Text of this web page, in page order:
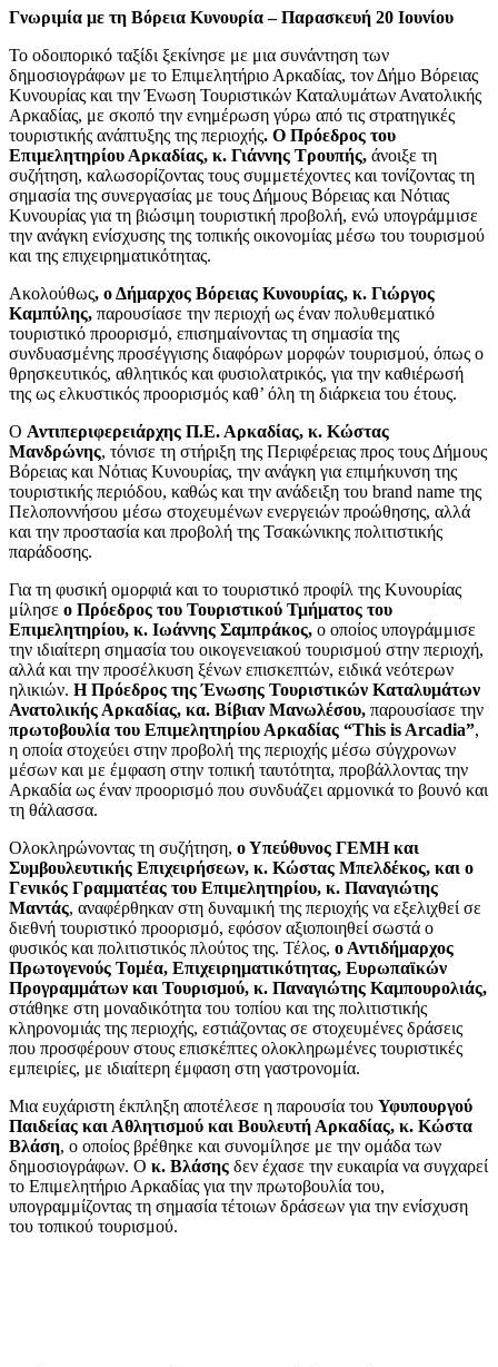
Γνωριμία με τη Βόρεια Κυνουρία – Παρασκευή 20 Ιουνίου
Το οδοιπορικό ταξίδι ξεκίνησε με μια συνάντηση των
δημοσιογράφων με το Επιμελητήριο Αρκαδίας, τον Δήμο Βόρειας
Κυνουρίας και την Ένωση Τουριστικών Καταλυμάτων Ανατολικής
Αρκαδίας, με σκοπό την ενημέρωση γύρω από τις στρατηγικές
τουριστικής ανάπτυξης της περιοχής. Ο Πρόεδρος του
Επιμελητηρίου Αρκαδίας, κ. Γιάννης Τρουπής, άνοιξε τη
συζήτηση, καλωσορίζοντας τους συμμετέχοντες και τονίζοντας τη
σημασία της συνεργασίας με τους Δήμους Βόρειας και Νότιας
Κυνουρίας για τη βιώσιμη τουριστική προβολή, ενώ υπογράμμισε
την ανάγκη ενίσχυσης της τοπικής οικονομίας μέσω του τουρισμού
και της επιχειρηματικότητας.
Ακολούθως, ο Δήμαρχος Βόρειας Κυνουρίας, κ. Γιώργος
Καμπύλης, παρουσίασε την περιοχή ως έναν πολυθεματικό
τουριστικό προορισμό, επισημαίνοντας τη σημασία της
συνδυασμένης προσέγγισης διαφόρων μορφών τουρισμού, όπως ο
θρησκευτικός, αθλητικός και φυσιολατρικός, για την καθιέρωσή
της ως ελκυστικός προορισμός καθ’ όλη τη διάρκεια του έτους.
Ο Αντιπεριφερειάρχης Π.Ε. Αρκαδίας, κ. Κώστας
Μανδρώνης, τόνισε τη στήριξη της Περιφέρειας προς τους Δήμους
Βόρειας και Νότιας Κυνουρίας, την ανάγκη για επιμήκυνση της
τουριστικής περιόδου, καθώς και την ανάδειξη του brand name της
Πελοποννήσου μέσω στοχευμένων ενεργειών προώθησης, αλλά
και την προστασία και προβολή της Τσακώνικης πολιτιστικής
παράδοσης.
Για τη φυσική ομορφιά και το τουριστικό προφίλ της Κυνουρίας
μίλησε ο Πρόεδρος του Τουριστικού Τμήματος του
Επιμελητηρίου, κ. Ιωάννης Σαμπράκος, ο οποίος υπογράμμισε
την ιδιαίτερη σημασία του οικογενειακού τουρισμού στην περιοχή,
αλλά και την προσέλκυση ξένων επισκεπτών, ειδικά νεότερων
ηλικιών. Η Πρόεδρος της Ένωσης Τουριστικών Καταλυμάτων
Ανατολικής Αρκαδίας, κα. Βίβιαν Μανωλέσου, παρουσίασε την
πρωτοβουλία του Επιμελητηρίου Αρκαδίας “This is Arcadia”,
η οποία στοχεύει στην προβολή της περιοχής μέσω σύγχρονων
μέσων και με έμφαση στην τοπική ταυτότητα, προβάλλοντας την
Αρκαδία ως έναν προορισμό που συνδυάζει αρμονικά το βουνό και
τη θάλασσα.
Ολοκληρώνοντας τη συζήτηση, ο Υπεύθυνος ΓΕΜΗ και
Συμβουλευτικής Επιχειρήσεων, κ. Κώστας Μπελδέκος, και ο
Γενικός Γραμματέας του Επιμελητηρίου, κ. Παναγιώτης
Μαντάς, αναφέρθηκαν στη δυναμική της περιοχής να εξελιχθεί σε
διεθνή τουριστικό προορισμό, εφόσον αξιοποιηθεί σωστά ο
φυσικός και πολιτιστικός πλούτος της. Τέλος, ο Αντιδήμαρχος
Πρωτογενούς Τομέα, Επιχειρηματικότητας, Ευρωπαϊκών
Προγραμμάτων και Τουρισμού, κ. Παναγιώτης Καμπουρολιάς,
στάθηκε στη μοναδικότητα του τοπίου και της πολιτιστικής
κληρονομιάς της περιοχής, εστιάζοντας σε στοχευμένες δράσεις
που προσφέρουν στους επισκέπτες ολοκληρωμένες τουριστικές
εμπειρίες, με ιδιαίτερη έμφαση στη γαστρονομία.
Μια ευχάριστη έκπληξη αποτέλεσε η παρουσία του Υφυπουργού
Παιδείας και Αθλητισμού και Βουλευτή Αρκαδίας, κ. Κώστα
Βλάση, ο οποίος βρέθηκε και συνομίλησε με την ομάδα των
δημοσιογράφων. Ο κ. Βλάσης δεν έχασε την ευκαιρία να συγχαρεί
το Επιμελητήριο Αρκαδίας για την πρωτοβουλία του,
υπογραμμίζοντας τη σημασία τέτοιων δράσεων για την ενίσχυση
του τοπικού τουρισμού.